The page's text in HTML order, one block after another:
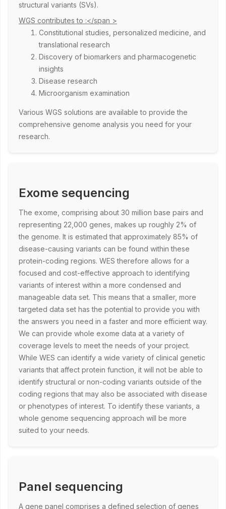
structural variants (SVs).
WGS contributes to :</span >
Constitutional studies, personalized medicine, and
translational research
Discovery of biomarkers and pharmacogenetic
insights
Disease research
Microorganism examination
Various WGS solutions are available to provide the
comprehensive genome analysis you need for your
research.
Exome sequencing
The exome, comprising about 30 million base pairs and
representing 22,000 genes, makes up roughly 2% of
the genome. It is estimated that approximately 85% of
disease-causing variants can be found within these
protein-coding regions. WES therefore allows for a
focused and cost-effective approach to identifying
variants of interest within a more condensed and
manageable data set. This means that a smaller, more
targeted data set has the potential to provide you with
the answers you need in a faster and more efficient way.
We can provide whole exome data at a variety of
coverage levels to meet the needs of your project.
While WES can identify a wide variety of clinical genetic
variants that affect protein function, it will not be able to
identify structural or non-coding variants outside of the
coding regions that may also be associated with disease
or phenotypes of interest. To identify these variants, a
whole genome sequencing approach will be more
suited to your needs.
Panel sequencing
A gene panel comprises a defined selection of genes